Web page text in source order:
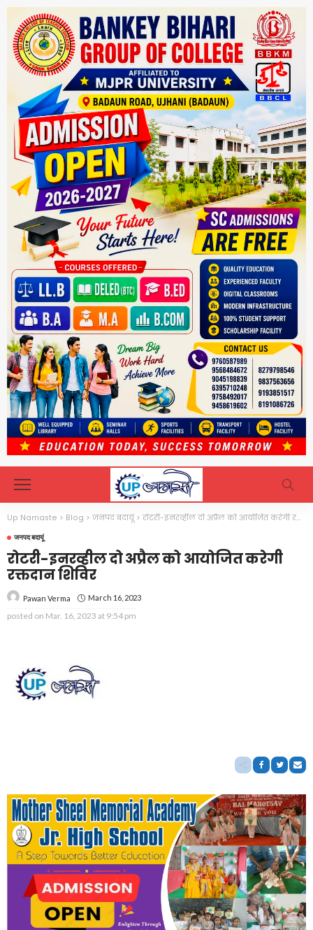
Up Namaste > Blog > जनपद बदायूं> रोटरी-इनरव्हील दो अप्रैल को आयोजित करेगी रक्तदान शिविर
जनपद बदायूं
रोटरी-इनरव्हील दो अप्रैल को आयोजित करेगी
रक्तदान शिविर
Pawan Verma March 16, 2023
posted on Mar. 16, 2023 at 9:54 pm